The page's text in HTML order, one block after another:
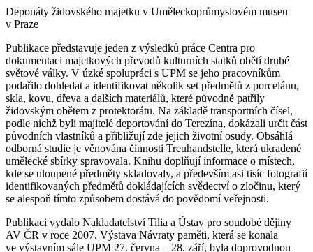
Deponáty židovského majetku v Uměleckoprůmyslovém museu
v Praze
Publikace představuje jeden z výsledků práce Centra pro
dokumentaci majetkových převodů kulturních statků obětí druhé
světové války. V úzké spolupráci s UPM se jeho pracovníkům
podařilo dohledat a identifikovat několik set předmětů z porcelánu,
skla, kovu, dřeva a dalších materiálů, které původně patřily
židovským obětem z protektorátu. Na základě transportních čísel,
podle nichž byli majitelé deportování do Terezína, dokázali určit část
původních vlastníků a přibližují zde jejich životní osudy. Obsáhlá
odborná studie je věnována činnosti Treuhandstelle, která ukradené
umělecké sbírky spravovala. Knihu doplňují informace o místech,
kde se uloupené předměty skladovaly, a především asi tisíc fotografií
identifikovaných předmětů dokládajících svědectví o zločinu, který
se alespoň tímto způsobem dostává do povědomí veřejnosti.
Publikaci vydalo Nakladatelství Tilia a Ústav pro soudobé dějiny
AV ČR v roce 2007. Výstava Návraty paměti, která se konala
ve výstavním sále UPM 27. června – 28. září, byla doprovodnou